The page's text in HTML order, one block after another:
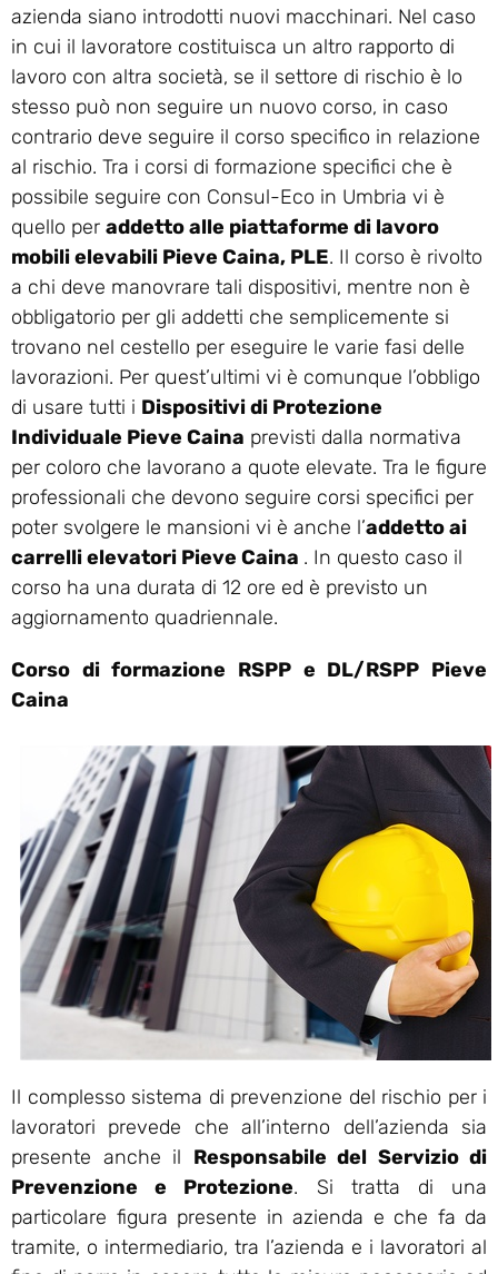
azienda siano introdotti nuovi macchinari. Nel caso
in cui il lavoratore costituisca un altro rapporto di
lavoro con altra società, se il settore di rischio è lo
stesso può non seguire un nuovo corso, in caso
contrario deve seguire il corso specifico in relazione
al rischio. Tra i corsi di formazione specifici che è
possibile seguire con Consul-Eco in Umbria vi è
quello per addetto alle piattaforme di lavoro
mobili elevabili Pieve Caina, PLE. Il corso è rivolto
a chi deve manovrare tali dispositivi, mentre non è
obbligatorio per gli addetti che semplicemente si
trovano nel cestello per eseguire le varie fasi delle
lavorazioni. Per quest’ultimi vi è comunque l’obbligo
di usare tutti i Dispositivi di Protezione
Individuale Pieve Caina previsti dalla normativa
per coloro che lavorano a quote elevate. Tra le figure
professionali che devono seguire corsi specifici per
poter svolgere le mansioni vi è anche l’addetto ai
carrelli elevatori Pieve Caina . In questo caso il
corso ha una durata di 12 ore ed è previsto un
aggiornamento quadriennale.
Corso di formazione RSPP e DL/RSPP Pieve
Caina
Il complesso sistema di prevenzione del rischio per i
lavoratori prevede che all’interno dell’azienda sia
presente anche il Responsabile del Servizio di
Prevenzione e Protezione. Si tratta di una
particolare figura presente in azienda e che fa da
tramite, o intermediario, tra l’azienda e i lavoratori al